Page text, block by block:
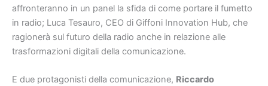
affronteranno in un panel la sfida di come portare il fumetto
in radio; Luca Tesauro, CEO di Giffoni Innovation Hub, che
ragionerà sul futuro della radio anche in relazione alle
trasformazioni digitali della comunicazione.
E due protagonisti della comunicazione, Riccardo